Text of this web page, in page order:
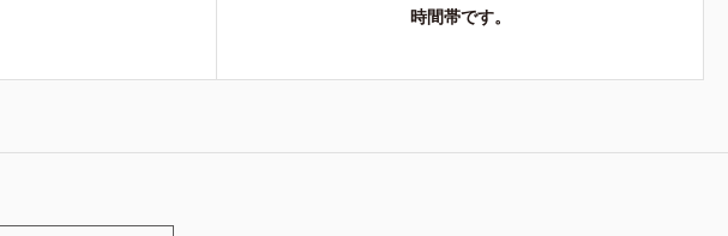
時間帯です。